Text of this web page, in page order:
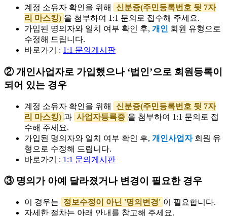
계정 소유자 확인을 위해
신분증(주민등록번호 뒷 7자
리 마스킹) 을 첨부하여 1:1 문의로 접수해 주세요.
가입된 명의자와 일치 여부 확인 후, 개인 회원 유형으로
수정해 드립니다.
바로가기 : 1:1 문의게시판
② 개인사업자로 가입했으나 ‘법인’으로 회원등록이
되어 있는 경우
계정 소유자 확인을 위해
신분증(주민등록번호 뒷 7자
리 마스킹) 과 사업자등록증 을 첨부하여 1:1 문의로 접
수해 주세요.
가입된 명의자와 일치 여부 확인 후, 개인사업자회원 유
형으로 수정해 드립니다.
바로가기 : 1:1 문의게시판
③ 명의가 아예 달라졌거나 변경이 필요한 경우
이 경우는 정보수정이 아닌 '명의변경' 이 필요합니다.
자세한 절차는 아래 안내를 참고해 주세요.